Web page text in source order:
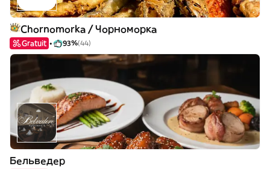
Chornomorka / Чорноморка
Gratuit 93%(44)
Бельведер